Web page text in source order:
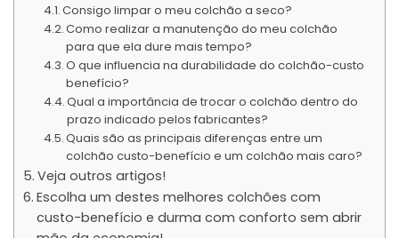
Consigo limpar o meu colchão a seco?
Como realizar a manutenção do meu colchão
para que ela dure mais tempo?
O que influencia na durabilidade do colchão-custo
benefício?
Qual a importância de trocar o colchão dentro do
prazo indicado pelos fabricantes?
Quais são as principais diferenças entre um
colchão custo-benefício e um colchão mais caro?
Veja outros artigos!
Escolha um destes melhores colchões com
custo-benefício e durma com conforto sem abrir